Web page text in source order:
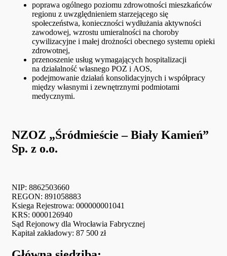
poprawa ogólnego poziomu zdrowotności mieszkańców
regionu z uwzględnieniem starzejącego się
społeczeństwa, konieczności wydłużania aktywności
zawodowej, wzrostu umieralności na choroby
cywilizacyjne i małej drożności obecnego systemu opieki
zdrowotnej,
przenoszenie usług wymagających hospitalizacji
na działalność własnego POZ i AOS,
podejmowanie działań konsolidacyjnych i współpracy
między własnymi i zewnętrznymi podmiotami
medycznymi.
NZOZ „Śródmieście – Biały Kamień”
Sp. z o.o.
NIP: 8862503660
REGON: 891058883
Ksiega Rejestrowa: 000000001041
KRS: 0000126940
Sąd Rejonowy dla Wrocławia Fabrycznej
Kapitał zakładowy: 87 500 zł